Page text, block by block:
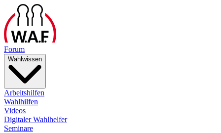
Forum
Wahlwissen
Arbeitshilfen
Wahlhilfen
Videos
Digitaler Wahlhelfer
Seminare